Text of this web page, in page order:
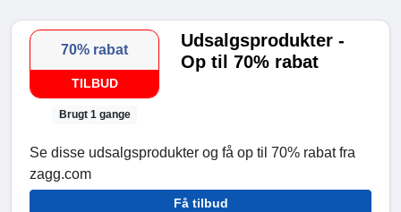
70% rabat
TILBUD
Brugt 1 gange
Udsalgsprodukter -
Op til 70% rabat
Se disse udsalgsprodukter og få op til 70% rabat fra
zagg.com
Få tilbud